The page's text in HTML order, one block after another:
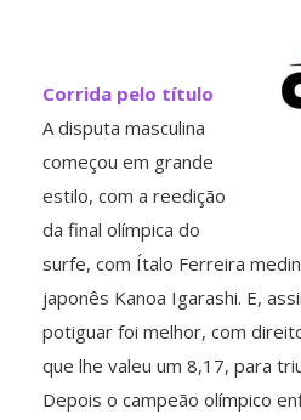
Corrida pelo título
A disputa masculina
começou em grande
estilo, com a reedição
da final olímpica do
surfe, com Ítalo Ferreira
japonês Kanoa Igarashi. E,
potiguar foi melhor, com
que lhe valeu um 8,17, para
Depois o campeão olímpico